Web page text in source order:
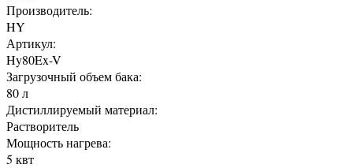
Производитель:
HY
Артикул:
Hy80Ex-V
Загрузочный объем бака:
80 л
Дистиллируемый материал:
Растворитель
Мощность нагрева:
5 квт